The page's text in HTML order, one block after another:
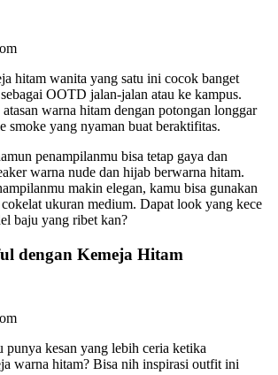
hitam wanita yang satu ini cocok banget
OOTD jalan-jalan atau ke kampus.
warna hitam dengan potongan longgar
smoke yang nyaman buat beraktifitas.
penampilanmu bisa tetap gaya dan
warna nude dan hijab berwarna hitam.
makin elegan, kamu bisa gunakan
ukuran medium. Dapat look yang kece
baju yang ribet kan?
dengan Kemeja Hitam
punya kesan yang lebih ceria ketika
warna hitam? Bisa nih inspirasi outfit ini